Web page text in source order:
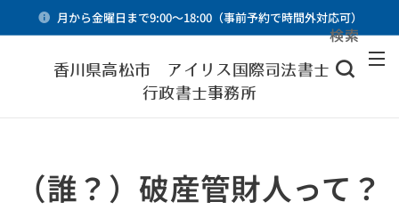
月から金曜日まで9:00～18:00（事前予約で時間外対応可）
香川県高松市 アイリス国際司法書士・
行政書士事務所
検索
（誰？）破産管財人って？